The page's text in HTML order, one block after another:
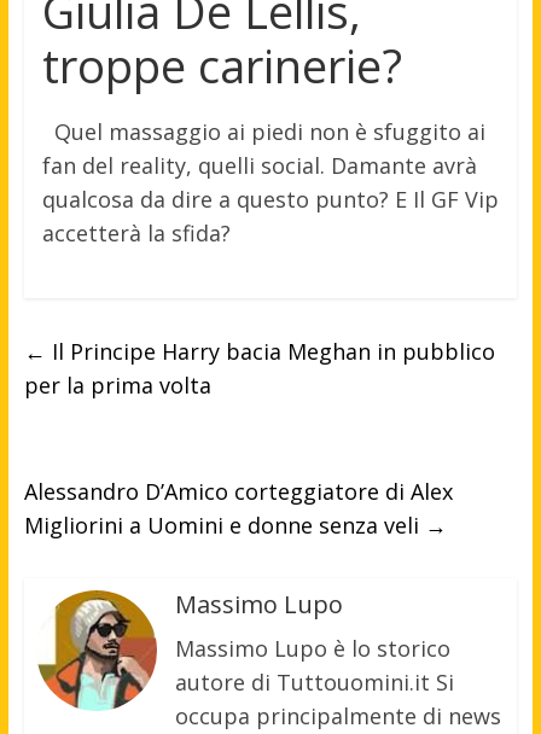
troppe carinerie?
Quel massaggio ai piedi non è sfuggito ai
fan del reality, quelli social. Damante avrà
qualcosa da dire a questo punto? E Il GF Vip
accetterà la sfida?
← Il Principe Harry bacia Meghan in pubblico
per la prima volta
Alessandro D’Amico corteggiatore di Alex
Migliorini a Uomini e donne senza veli →
Massimo Lupo
Massimo Lupo è lo storico
autore di Tuttouomini.it Si
occupa principalmente di news